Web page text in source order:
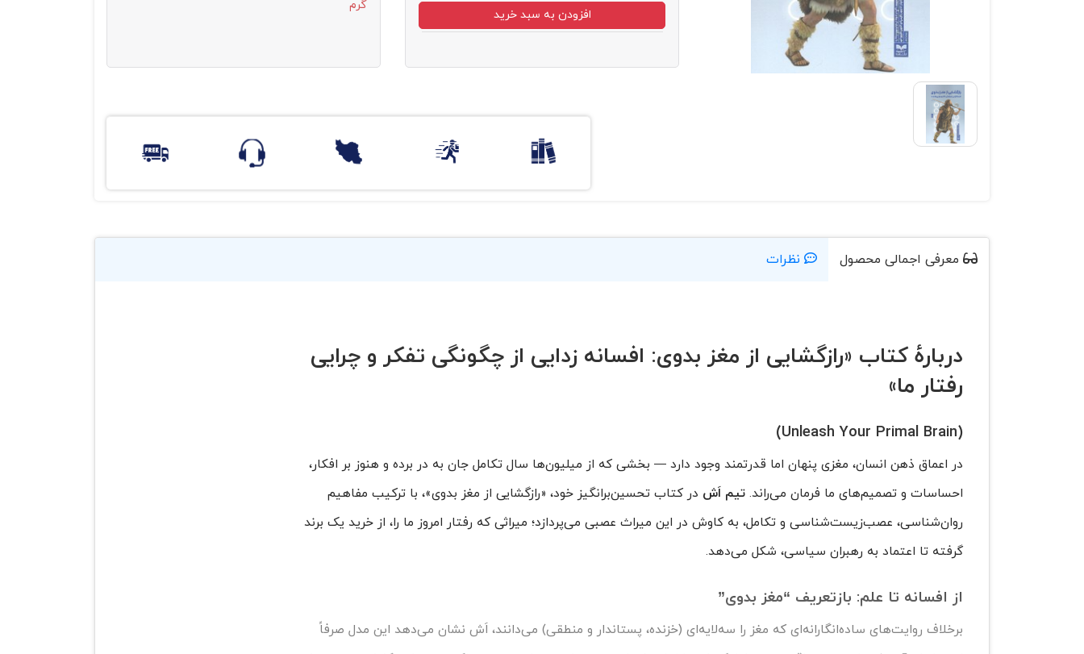
افزودن به سبد خرید
گرم
معرفی اجمالی محصول نظرات
دربارهٔ کتاب «رازگشایی از مغز بدوی: افسانه زدایی از چگونگی تفکر و چرایی
رفتار ما»
(Unleash Your Primal Brain)
در اعماق ذهن انسان، مغزی پنهان اما قدرتمند وجود دارد — بخشی که از میلیون‌ها سال تکامل جان به در برده و هنوز بر افکار،
احساسات و تصمیم‌های ما فرمان می‌راند.تیم اَش در کتاب تحسین‌برانگیز خود، «رازگشایی از مغز بدوی»، با ترکیب مفاهیم
روان‌شناسی، عصب‌زیست‌شناسی و تکامل، به کاوش در این میراث عصبی می‌پردازد؛ میراثی که رفتار امروز ما را، از خرید یک برند
گرفته تا اعتماد به رهبران سیاسی، شکل می‌دهد.
از افسانه تا علم: بازتعریف “مغز بدوی”
برخلاف روایت‌های ساده‌انگارانه‌ای که مغز را سه‌لایه‌ای (خزنده، پستاندار و منطقی) می‌دانند، اَش نشان می‌دهد این مدل صرفاً